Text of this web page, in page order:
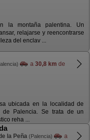
la montaña palentina. Un
relajarse y reencontrarse
del enclav ...
a 30,8 km de
ubicada en la localidad de
de Palencia. Se trata de un
reha ...
la Peña (Palencia)
a